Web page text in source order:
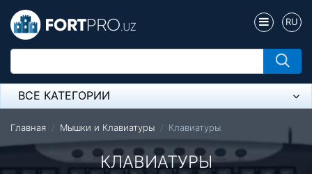
RU
ВСЕ КАТЕГОРИИ
Микрофон
Напольные розетки
Главная Мышки и Клавиатуры Клавиатуры
КЛАВИАТУРЫ